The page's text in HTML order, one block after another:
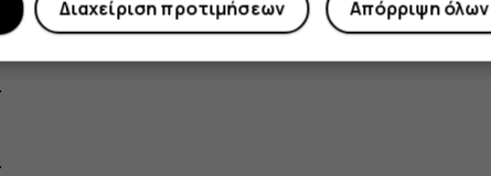
Απόρριψη όλων
Διαχείριση προτιμήσεων